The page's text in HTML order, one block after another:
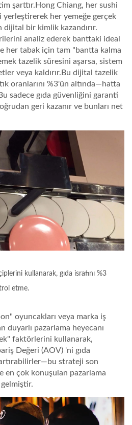
şarttır.Hong Chiang, her sushi
yerleştirerek her yemeğe gerçek
dijital bir kimlik kazandırır.
analiz ederek banttaki ideal
her tabak için tam "bantta kalma
tazelik süresini aşarsa, sistem
veya kaldırır.Bu dijital tazelik
oranlarını %3'ün altında—hatta
sadece gıda güvenliğini garanti
geri kazanır ve bunları net
kullanarak, gıda israfını %3
etme.
oyuncakları veya marka iş
duyarlı pazarlama heyecanı
faktörlerini kullanarak,
Değeri (AOV) 'ni gıda
strateji son
en çok konuşulan pazarlama
gelmiştir.